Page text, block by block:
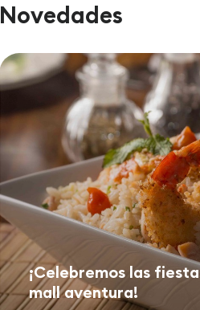
Novedades
¡Celebremos las
mall aventura!